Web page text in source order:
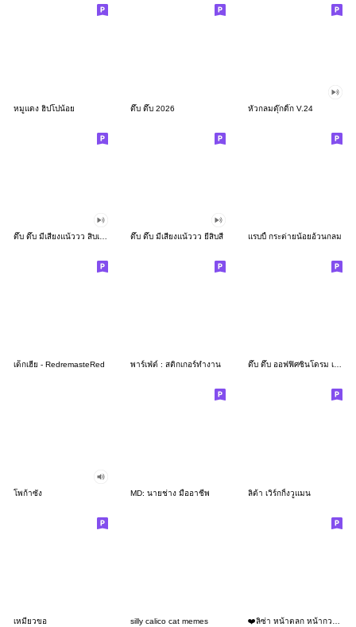
หมูแดง ฮิปโปน้อย ดึ๊บ ดึ๊บ 2026 หัวกลมดุ๊กดิ๊ก V.24
ดึ๊บ ดึ๊บ มีเสียงแน้ววว ยี่สิบสี่ แรบบี้ กระต่ายน้อยอ้วนกลม
เด็กเฮีย - RedremasteRed พาร์เฟ่ต์ : สติกเกอร์ทำงาน ดึ๊บ ดึ๊บ ออฟฟิศซินโดรม เจ็ด
โพก้าซัง MD: นายช่าง มืออาชีพ ลิต้า เวิร์กกิ้งวูแมน
เหมียวขอ silly calico cat memes